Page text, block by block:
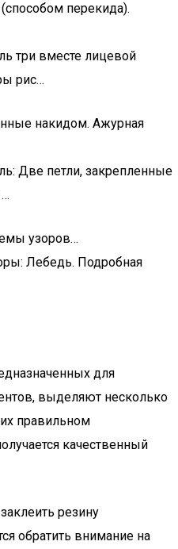
перекида).
три вместе лицевой
рис…
накидом. Ажурная
Две петли, закрепленные
узоров…
Лебедь. Подробная
для
выделяют несколько
правильном
качественный
резину
обратить внимание на